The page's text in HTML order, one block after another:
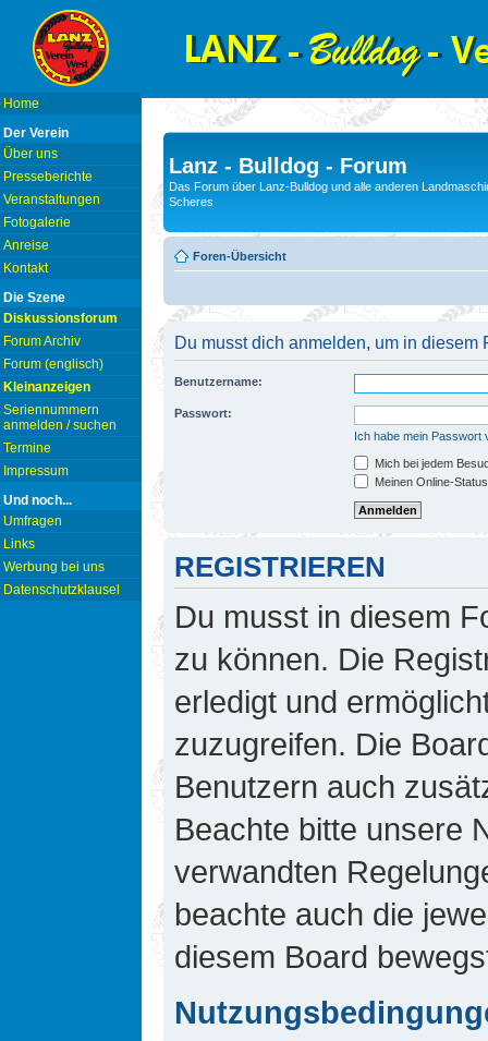
Home
Der Verein
Über uns
Presseberichte
Veranstaltungen
Fotogalerie
Anreise
Kontakt
Die Szene
Diskussionsforum
Forum Archiv
Forum (englisch)
Kleinanzeigen
Seriennummern
anmelden / suchen
Termine
Impressum
Und noch...
Umfragen
Links
Werbung bei uns
Datenschutzklausel
Lanz - Bulldog - Forum
Das Forum über Lanz-Bulldog und alle anderen
Scheres
Foren-Übersicht
Du musst dich anmelden, um in diesem
Benutzername:
Passwort:
Ich habe mein Passwort
Mich bei jedem
Meinen Online-
REGISTRIEREN
Du musst in diesem
zu können. Die
erledigt und
zuzugreifen. Die
Benutzern auch
Beachte bitte unsere
verwandten
beachte auch die
diesem Board